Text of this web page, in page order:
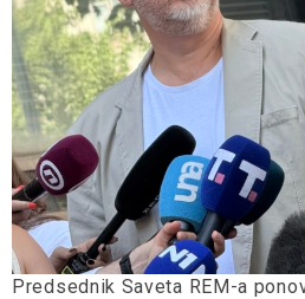
Predsednik Saveta REM-a